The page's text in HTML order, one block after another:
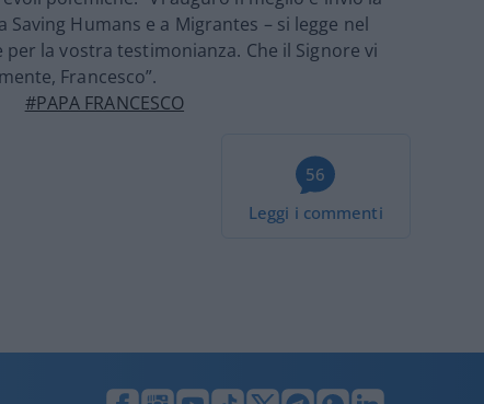
Humans e a Migrantes – si legge nel
la vostra testimonianza. Che il Signore vi
Francesco”.
#PAPA FRANCESCO
56
Leggi i commenti